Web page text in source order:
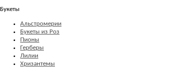
Букеты
Альстромерии
Букеты из Роз
Пионы
Герберы
Лилии
Хризантемы